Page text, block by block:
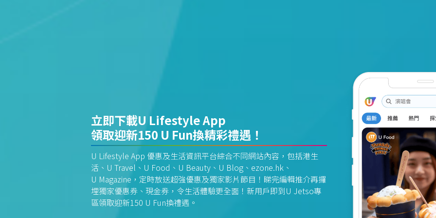
立即下載U Lifestyle App
領取迎新150 U Fun換精彩禮遇！
U Lifestyle App 優惠及生活資訊平台綜合不同網站內容，包括港生
活、U Travel、U Food、U Beauty、U Blog、ezone.hk、
U Magazine，定時放送超強優惠及獨家影片節目！睇完編輯推介再攞
埋獨家優惠券、現金券，令生活體驗更全面！新用戶即到U Jetso專
區領取迎新150 U Fun換禮遇。